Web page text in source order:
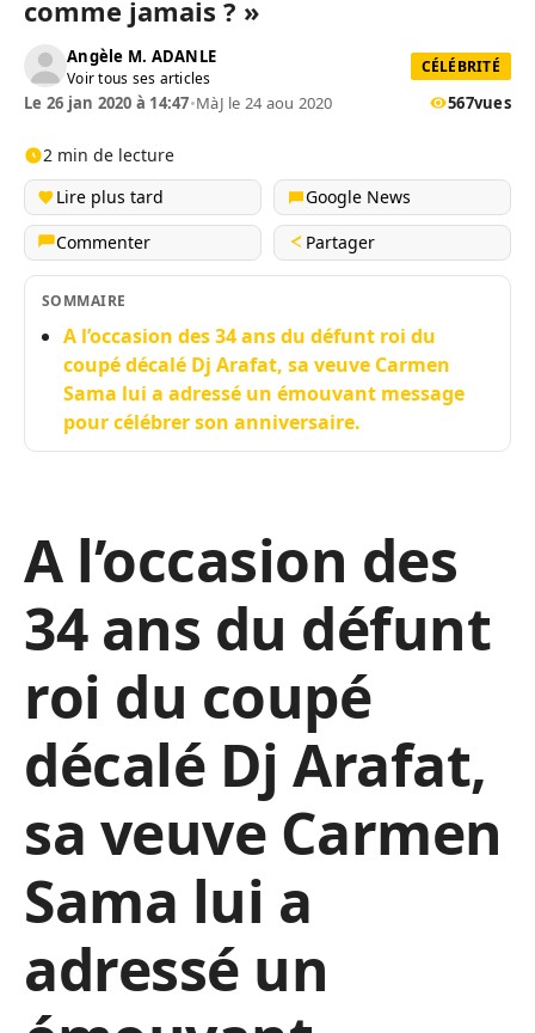
comme jamais ? »
Angèle M. ADANLE
Voir tous ses articles
CÉLÉBRITÉ
Le 26 jan 2020 à 14:47•MàJ le 24 aou 2020 567vues
2 min de lecture
Lire plus tard
Google News
Commenter
Partager
SOMMAIRE
A l’occasion des 34 ans du défunt roi du
coupé décalé Dj Arafat, sa veuve Carmen
Sama lui a adressé un émouvant message
pour célébrer son anniversaire.
A l’occasion des
34 ans du défunt
roi du coupé
décalé Dj Arafat,
sa veuve Carmen
Sama lui a
adressé un